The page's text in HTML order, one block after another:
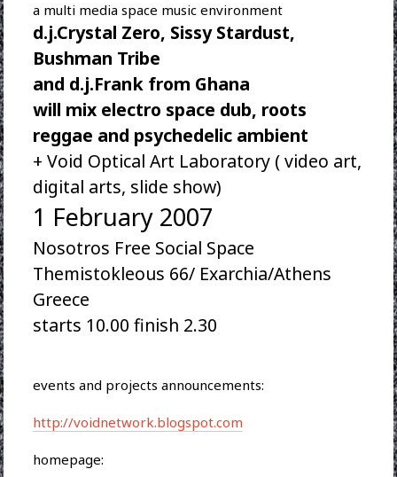
a multi media space music environment
d.j.Crystal Zero, Sissy Stardust,
Bushman Tribe
and d.j.Frank from Ghana
will mix electro space dub, roots
reggae and psychedelic ambient
+ Void Optical Art Laboratory ( video art,
digital arts, slide show)
1 February 2007
Nosotros Free Social Space
Themistokleous 66/ Exarchia/Athens
Greece
starts 10.00 finish 2.30
events and projects announcements:
http://voidnetwork.blogspot.com
homepage: